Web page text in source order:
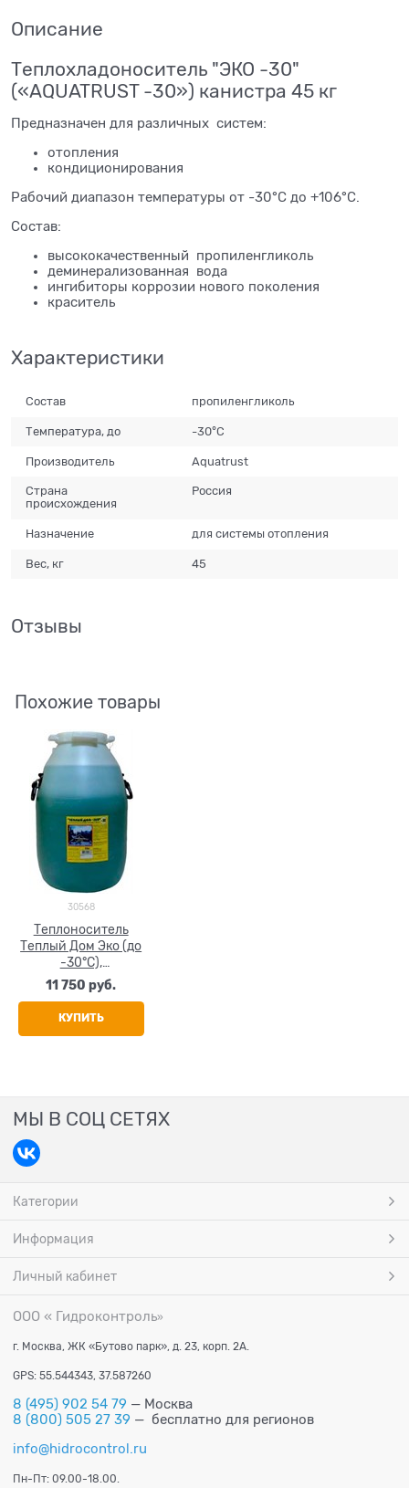
Описание
Теплохладоноситель "ЭКО -30"
(«AQUATRUST -30») канистра 45 кг
Предназначен для различных систем:
отопления
кондиционирования
Рабочий диапазон температуры от -30°С до +106°С.
Состав:
высококачественный пропиленгликоль
деминерализованная вода
ингибиторы коррозии нового поколения
краситель
Характеристики
Состав пропиленгликоль
Температура, до -30°C
Производитель Aquatrust
Страна
происхождения
Россия
Назначение для системы отопления
Вес, кг 45
Отзывы
Похожие товары
30568
Теплоноситель
Теплый Дом Эко (до
-30°С),
пропиленгликоль,
50кг
11 750 руб.
КУПИТЬ
МЫ В СОЦ СЕТЯХ
Категории
Информация
Личный кабинет
ООО « Гидроконтроль»
г. Москва, ЖК «Бутово парк», д. 23, корп. 2А.
GPS: 55.544343, 37.587260
8 (495) 902 54 79 — Москва
8 (800) 505 27 39 — бесплатно для регионов
info@hidrocontrol.ru
Пн-Пт: 09.00-18.00.